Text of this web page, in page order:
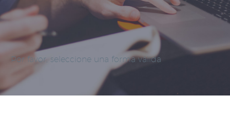
Por favor, seleccione una forma válida